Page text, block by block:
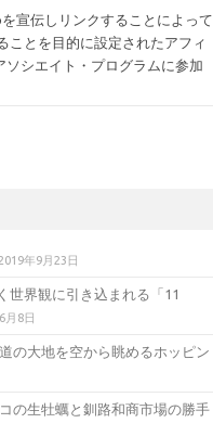
宣伝しリンクすることによって
ことを目的に設定されたアフィ
シエイト・プログラムに参加
年9月23日
世界観に引き込まれる「11
月8日
の大地を空から眺めるホッピン
の生牡蠣と釧路和商市場の勝手